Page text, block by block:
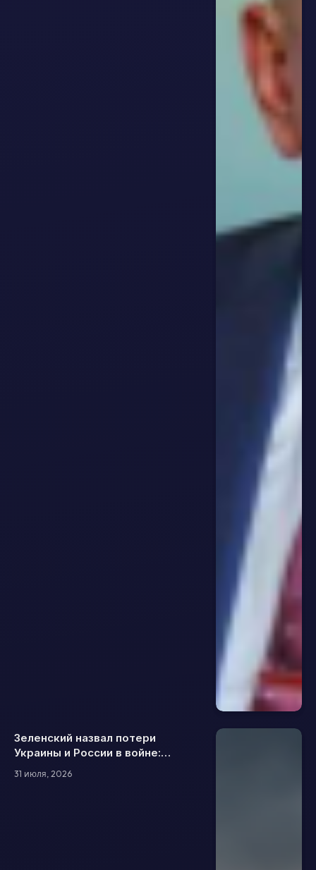
Зеленский назвал потери
Украины и России в войне:
ранены
31 июля, 2026